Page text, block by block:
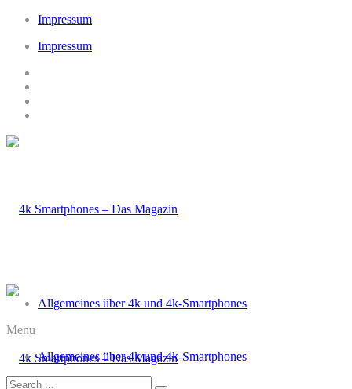
Impressum
Impressum
Allgemeines über 4k und 4k-Smartphones
Menu
Allgemeines über 4k und 4k-Smartphones